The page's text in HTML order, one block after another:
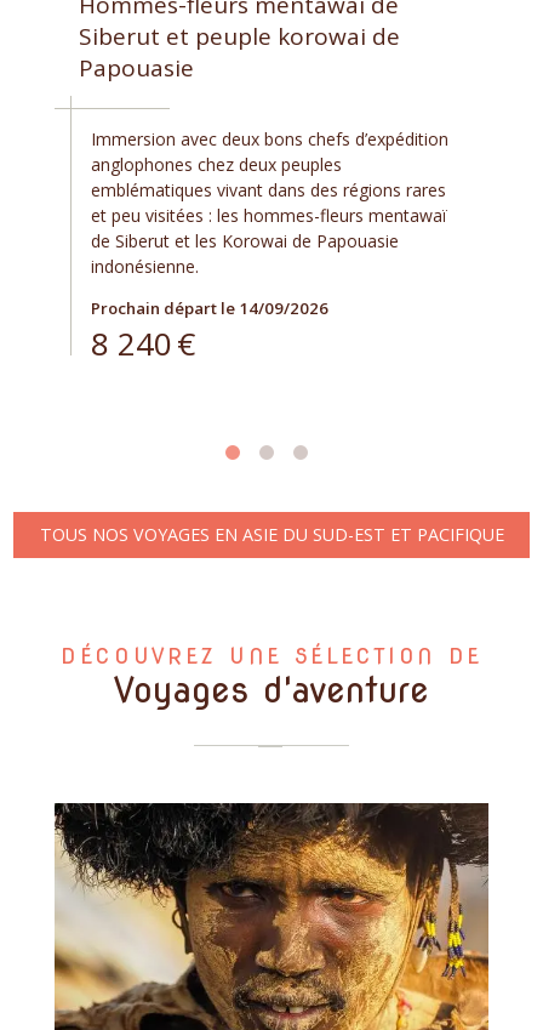
Siberut et peuple korowai de
Papouasie
Immersion avec deux bons chefs d’expédition
anglophones chez deux peuples
emblématiques vivant dans des régions rares
et peu visitées : les hommes-fleurs mentawaï
de Siberut et les Korowai de Papouasie
indonésienne.
Prochain départ le 14/09/2026
8 240€
TOUS NOS VOYAGES EN ASIE DU SUD-EST ET PACIFIQUE
DÉCOUVREZ UNE SÉLECTION DE
Voyages d'aventure